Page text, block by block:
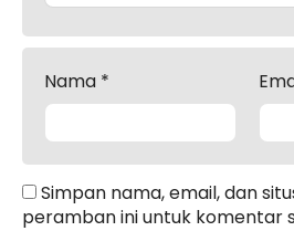
Nama *
Simpan nama, email, dan
peramban ini untuk komentar